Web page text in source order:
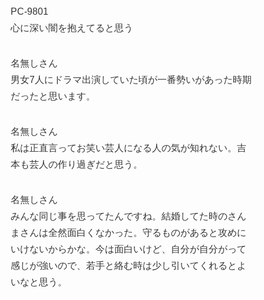
PC-9801
心に深い闇を抱えてると思う
名無しさん
男女7人にドラマ出演していた頃が一番勢いがあった時期
だったと思います。
名無しさん
私は正直言ってお笑い芸人になる人の気が知れない。吉
本も芸人の作り過ぎだと思う。
名無しさん
みんな同じ事を思ってたんですね。結婚してた時のさん
まさんは全然面白くなかった。守るものがあると攻めに
いけないからかな。今は面白いけど、自分が自分がって
感じが強いので、若手と絡む時は少し引いてくれるとよ
いなと思う。